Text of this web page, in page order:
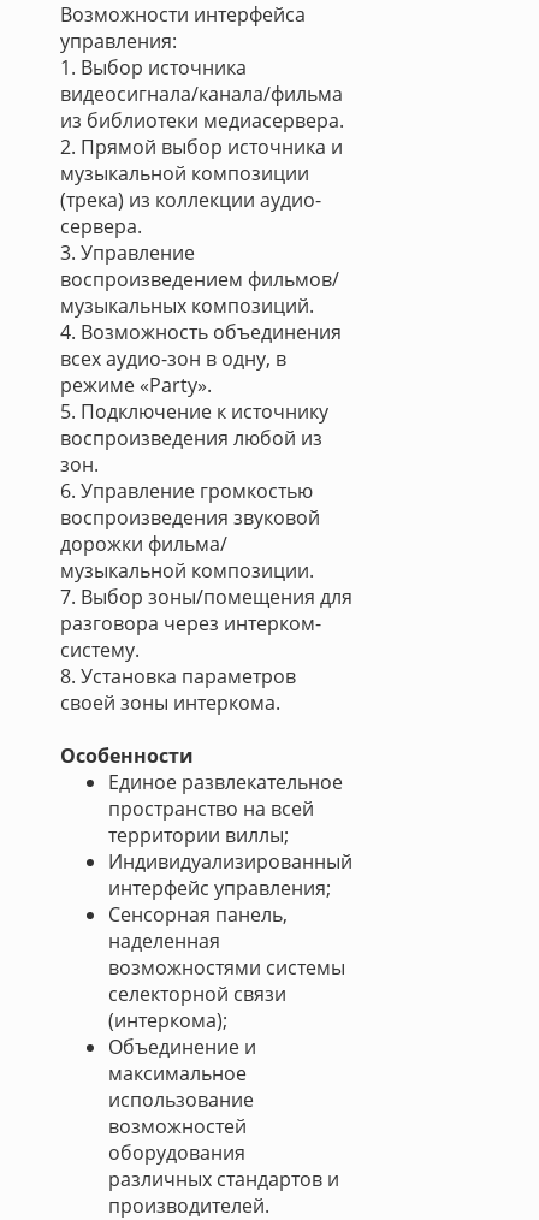
Возможности интерфейса
управления:
1. Выбор источника
видеосигнала/канала/фильма
из библиотеки медиасервера.
2. Прямой выбор источника и
музыкальной композиции
(трека) из коллекции аудио-
сервера.
3. Управление
воспроизведением фильмов/
музыкальных композиций.
4. Возможность объединения
всех аудио-зон в одну, в
режиме «Party».
5. Подключение к источнику
воспроизведения любой из
зон.
6. Управление громкостью
воспроизведения звуковой
дорожки фильма/
музыкальной композиции.
7. Выбор зоны/помещения для
разговора через интерком-
систему.
8. Установка параметров
своей зоны интеркома.
Особенности
Единое развлекательное
пространство на всей
территории виллы;
Индивидуализированный
интерфейс управления;
Сенсорная панель,
наделенная
возможностями системы
селекторной связи
(интеркома);
Объединение и
максимальное
использование
возможностей
оборудования
различных стандартов и
производителей.